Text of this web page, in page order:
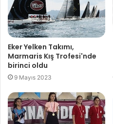
Eker Yelken Takımı,
Marmaris Kış Trofesi'nde
birinci oldu
9 Mayıs 2023